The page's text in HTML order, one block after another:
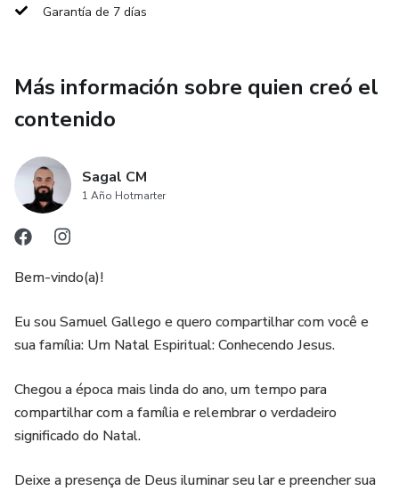
Garantía de 7 días
Más información sobre quien creó el
contenido
Sagal CM
1 Año Hotmarter
Bem-vindo(a)!
Eu sou Samuel Gallego e quero compartilhar com você e
sua família: Um Natal Espiritual: Conhecendo Jesus.
Chegou a época mais linda do ano, um tempo para
compartilhar com a família e relembrar o verdadeiro
significado do Natal.
Deixe a presença de Deus iluminar seu lar e preencher sua